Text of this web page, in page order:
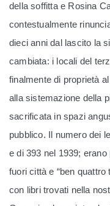
della soffitta e Rosina
contestualmente
dieci anni dal lascito la
cambiata: i locali del
finalmente di proprietà
alla sistemazione della
sacrificata in spazi
pubblico. Il numero dei
e di 393 nel 1939;
fuori città e “ben
con libri trovati nella